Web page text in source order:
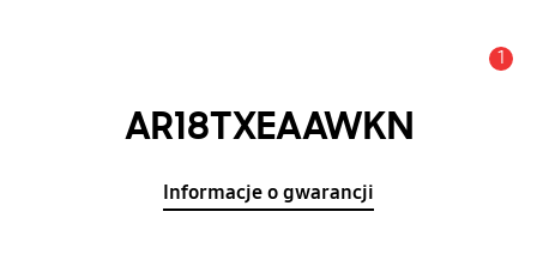
1
AR18TXEAAWKN
Informacje o gwarancji